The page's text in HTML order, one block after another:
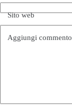
Sito web
Aggiungi commento